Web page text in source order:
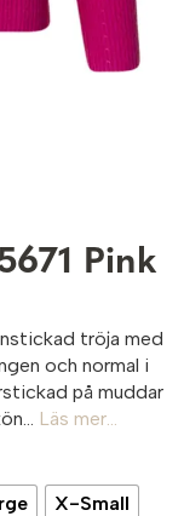
Pink
tröja med
och normal i
på muddar
Läs mer...
X-Small